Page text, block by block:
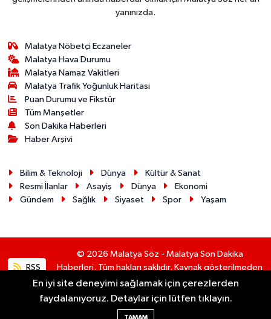
yanınızda.
Malatya Nöbetçi Eczaneler
Malatya Hava Durumu
Malatya Namaz Vakitleri
Malatya Trafik Yoğunluk Haritası
Puan Durumu ve Fikstür
Tüm Manşetler
Son Dakika Haberleri
Haber Arşivi
Bilim & Teknoloji Dünya
Kültür & Sanat
Resmi İlanlar
Asayiş Dünya
Ekonomi
Gündem
Sağlık Siyaset Spor Yaşam
RSS
© 2026 Malatya Söz - Malatya Son Dakika
Haberleri. Tüm hakları saklıdır. Kaynak gösterilmeden
alıntı yapılamaz.
Haber Yazılımı:
En iyi site deneyimi sağlamak için çerezlerden
faydalanıyoruz. Detaylar için lütfen tıklayın.
TAMAM